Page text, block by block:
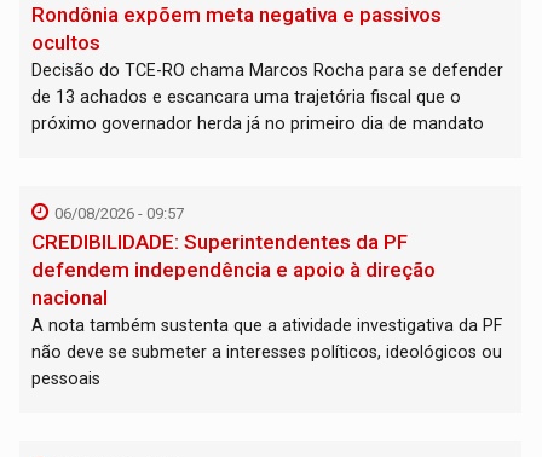
Rondônia expõem meta negativa e passivos
ocultos
Decisão do TCE-RO chama Marcos Rocha para se defender
de 13 achados e escancara uma trajetória fiscal que o
próximo governador herda já no primeiro dia de mandato
06/08/2026 - 09:57
CREDIBILIDADE: Superintendentes da PF
defendem independência e apoio à direção
nacional
A nota também sustenta que a atividade investigativa da PF
não deve se submeter a interesses políticos, ideológicos ou
pessoais